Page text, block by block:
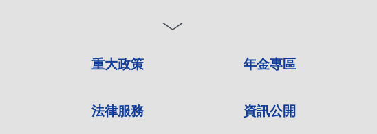
重大政策 年金專區
法律服務 資訊公開